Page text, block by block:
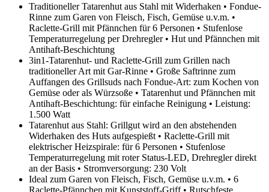
Traditioneller Tatarenhut aus Stahl mit Widerhaken • Fondue-
Rinne zum Garen von Fleisch, Fisch, Gemüse u.v.m. •
Raclette-Grill mit Pfännchen für 6 Personen • Stufenlose
Temperaturregelung per Drehregler • Hut und Pfännchen mit
Antihaft-Beschichtung
3in1-Tatarenhut- und Raclette-Grill zum Grillen nach
traditioneller Art mit Gar-Rinne • Große Saftrinne zum
Auffangen des Grillsuds nach Fondue-Art: zum Kochen von
Gemüse oder als Würzsoße • Tatarenhut und Pfännchen mit
Antihaft-Beschichtung: für einfache Reinigung • Leistung:
1.500 Watt
Tatarenhut aus Stahl: Grillgut wird an den abstehenden
Widerhaken des Huts aufgespießt • Raclette-Grill mit
elektrischer Heizspirale: für 6 Personen • Stufenlose
Temperaturregelung mit roter Status-LED, Drehregler direkt
an der Basis • Stromversorgung: 230 Volt
Ideal zum Garen von Fleisch, Fisch, Gemüse u.v.m. • 6
Raclette-Pfännchen mit Kunststoff-Griff • Rutschfeste